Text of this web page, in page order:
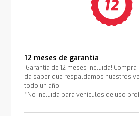
12 meses de garantía
¡Garantía de 12 meses incluida!
da saber que respaldamos nuestros
todo un año.
*No incluida para vehículos de uso